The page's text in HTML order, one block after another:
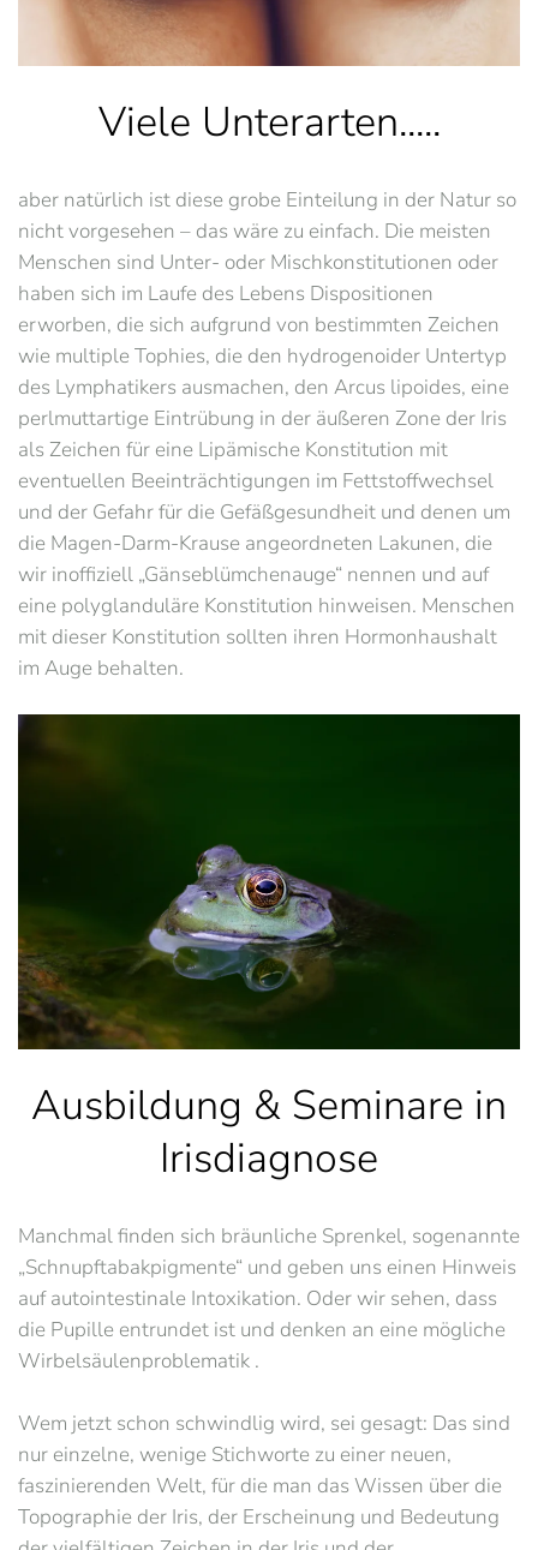
Viele Unterarten.....
aber natürlich ist diese grobe Einteilung in der Natur so
nicht vorgesehen – das wäre zu einfach. Die meisten
Menschen sind Unter- oder Mischkonstitutionen oder
haben sich im Laufe des Lebens Dispositionen
erworben, die sich aufgrund von bestimmten Zeichen
wie multiple Tophies, die den hydrogenoider Untertyp
des Lymphatikers ausmachen, den Arcus lipoides, eine
perlmuttartige Eintrübung in der äußeren Zone der Iris
als Zeichen für eine Lipämische Konstitution mit
eventuellen Beeinträchtigungen im Fettstoffwechsel
und der Gefahr für die Gefäßgesundheit und denen um
die Magen-Darm-Krause angeordneten Lakunen, die
wir inoffiziell „Gänseblümchenauge“ nennen und auf
eine polyglanduläre Konstitution hinweisen. Menschen
mit dieser Konstitution sollten ihren Hormonhaushalt
im Auge behalten.
Ausbildung & Seminare in
Irisdiagnose
Manchmal finden sich bräunliche Sprenkel, sogenannte
„Schnupftabakpigmente“ und geben uns einen Hinweis
auf autointestinale Intoxikation. Oder wir sehen, dass
die Pupille entrundet ist und denken an eine mögliche
Wirbelsäulenproblematik .
Wem jetzt schon schwindlig wird, sei gesagt: Das sind
nur einzelne, wenige Stichworte zu einer neuen,
faszinierenden Welt, für die man das Wissen über die
Topographie der Iris, der Erscheinung und Bedeutung